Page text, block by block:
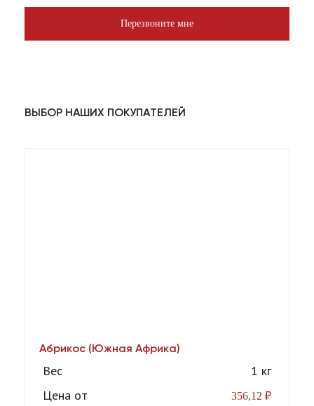
Перезвоните мне
ВЫБОР НАШИХ ПОКУПАТЕЛЕЙ
Абрикос (Южная Африка)
Вес
1 кг
Цена от
356,12 ₽